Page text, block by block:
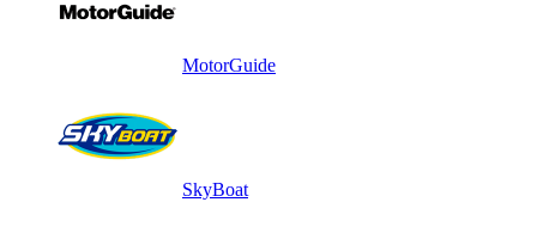
MotorGuide
SkyBoat